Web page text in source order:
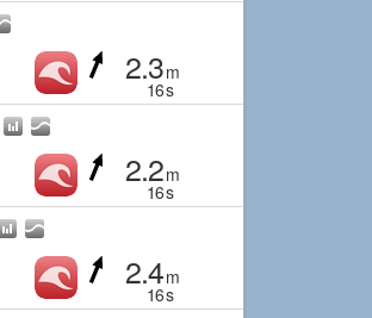
2.3m
16s
2.2m
16s
2.4m
16s